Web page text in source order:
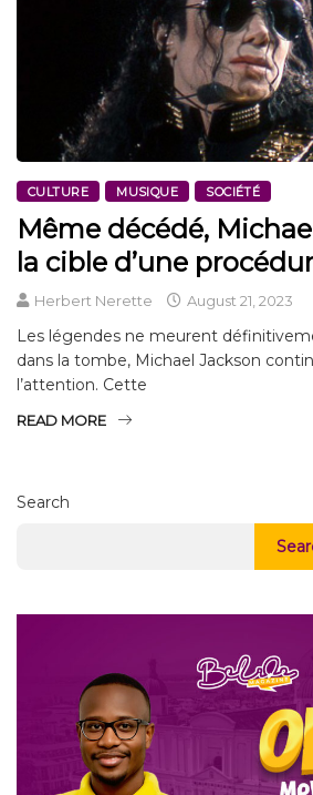
CULTURE MUSIQUE SOCIÉTÉ
Même décédé,
la cible d’une
Herbert Nerette August 21, 2023
Les légendes ne meurent
dans la tombe, Michael Jackson
l’attention. Cette
READ MORE
Search